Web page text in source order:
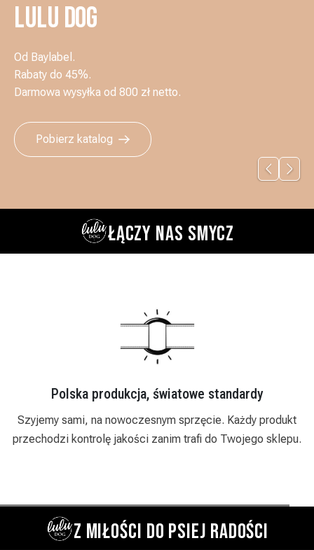
LULU DOG
Od Baylabel.
Rabaty do 45%.
Darmowa wysyłka od 800 zł netto.
Pobierz katalog
ŁĄCZY NAS SMYCZ
produkcja, światowe standardy
nowoczesnym sprzęcie. Każdy produkt
jakości zanim trafi do Twojego sklepu.
Działamy od
indywidualne
Z MIŁOŚCI DO PSIEJ RADOŚCI